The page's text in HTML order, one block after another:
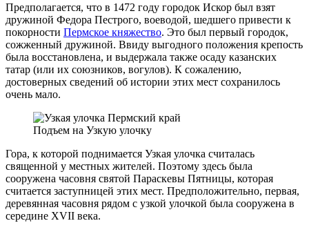
Предполагается, что в 1472 году городок Искор был взят
дружиной Федора Пестрого, воеводой, шедшего привести к
покорности Пермское княжество. Это был первый городок,
сожженный дружиной. Ввиду выгодного положения крепость
была восстановлена, и выдержала также осаду казанских
татар (или их союзников, вогулов). К сожалению,
достоверных сведений об истории этих мест сохранилось
очень мало.
Подъем на Узкую улочку
Гора, к которой поднимается Узкая улочка считалась
священной у местных жителей. Поэтому здесь была
сооружена часовня святой Параскевы Пятницы, которая
считается заступницей этих мест. Предположительно, первая,
деревянная часовня рядом с узкой улочкой была сооружена в
середине XVII века.